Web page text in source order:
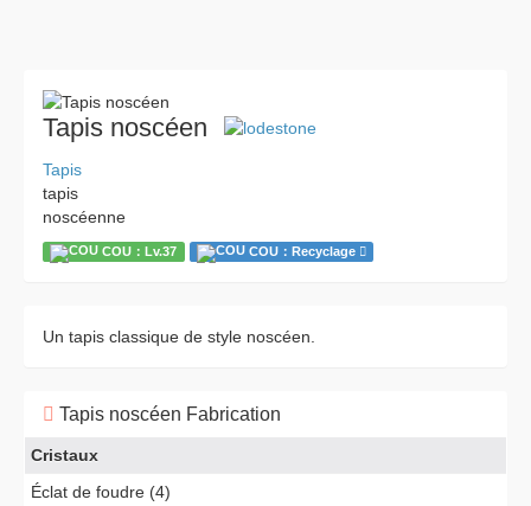
Tapis noscéen
Tapis
tapis
noscéenne
COU：Lv.37 COU：Recyclage
Un tapis classique de style noscéen.
Tapis noscéen Fabrication
Cristaux
Éclat de foudre (4)